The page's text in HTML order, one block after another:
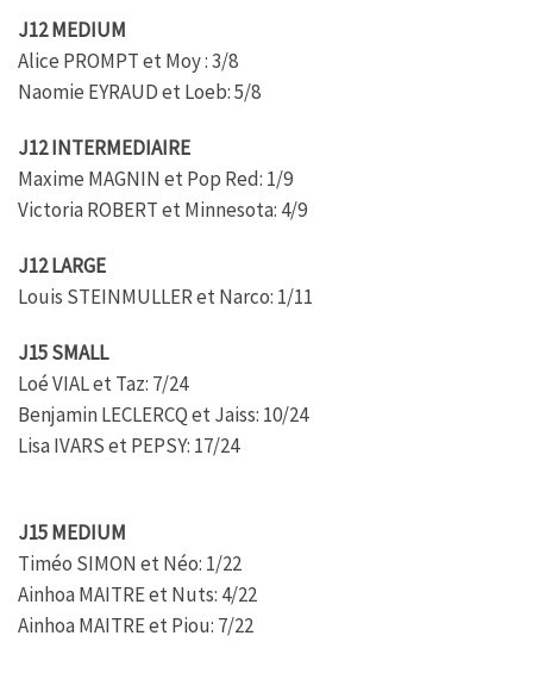
J12 MEDIUM
Alice PROMPT et Moy : 3/8
Naomie EYRAUD et Loeb: 5/8
J12 INTERMEDIAIRE
Maxime MAGNIN et Pop Red: 1/9
Victoria ROBERT et Minnesota: 4/9
J12 LARGE
Louis STEINMULLER et Narco: 1/11
J15 SMALL
Loé VIAL et Taz: 7/24
Benjamin LECLERCQ et Jaiss: 10/24
Lisa IVARS et PEPSY: 17/24
J15 MEDIUM
Timéo SIMON et Néo: 1/22
Ainhoa MAITRE et Nuts: 4/22
Ainhoa MAITRE et Piou: 7/22